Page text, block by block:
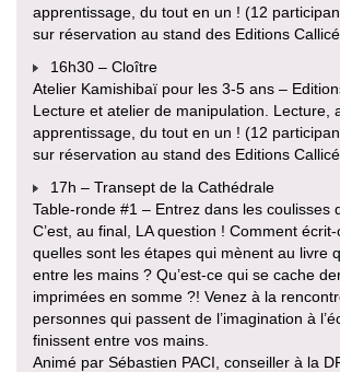
apprentissage, du tout en un ! (12
sur réservation au stand des Editions
16h30 – Cloître
Atelier Kamishibaï pour les 3-5 ans –
Lecture et atelier de manipulation. Lecture,
apprentissage, du tout en un ! (12
sur réservation au stand des Editions
17h – Transept de la Cathédrale
Table-ronde #1 – Entrez dans les coulisses
C’est, au final, LA question ! Comment écrit-
quelles sont les étapes qui mènent au livre
entre les mains ? Qu’est-ce qui se cache
imprimées en somme ?! Venez à la
personnes qui passent de l’imagination à
finissent entre vos mains.
Animé par Sébastien PACI, conseiller à la